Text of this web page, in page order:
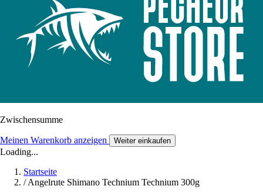
Zwischensumme
Meinen Warenkorb anzeigen Weiter einkaufen
Loading...
Startseite
/ Angelrute Shimano Technium Technium 300g